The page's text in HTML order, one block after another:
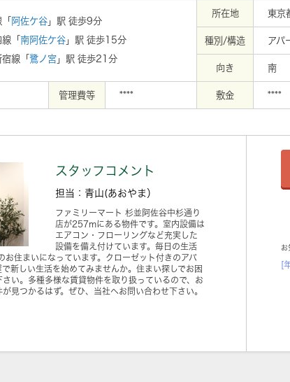
阿佐ケ谷 」駅 徒歩9分
「 南阿佐ケ谷 」駅 徒歩15分
線「 鷺ノ宮 」駅 徒歩21分
所在地 東京
種別/構造 アパ
向き 南
管理費等 **** 敷金 ****
スタッフコメント
担当：青山(あおやま）
ファミリーマート 杉並阿佐谷中杉通り
店が257mにある物件です。室内設備は
エアコン・フローリングなど充実した
設備を備え付けています。毎日の生活
お住まいになっています。クローゼット付きのアパ
新しい生活を始めてみませんか。住まい探しでお困
い。多種多様な賃貸物件を取り扱っているので、お
見つかるはず。ぜひ、当社へお問い合わせ下さい。
お
[